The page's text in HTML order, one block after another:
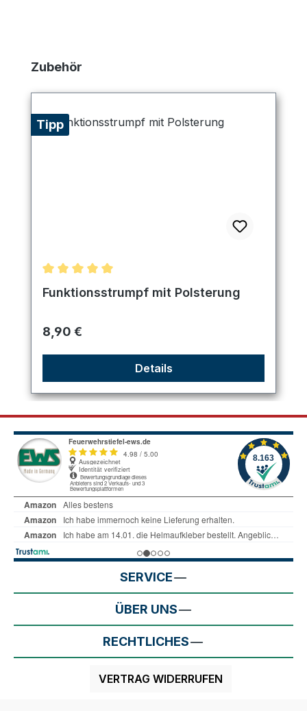
Produktgalerie überspringen
Zubehör
Tipp
Durchschnittliche Bewertung von 5 von 5 Sternen
Funktionsstrumpf mit Polsterung
Regulärer Preis:
8,90 €
Details
SERVICE
ÜBER UNS
RECHTLICHES
VERTRAG WIDERRUFEN